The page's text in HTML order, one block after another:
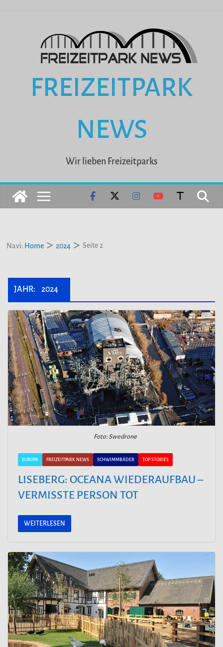
FREIZEITPARK
NEWS
Wir lieben Freizeitparks
Navi: Home 2024 Seite 2
JAHR: 2024
Foto: Swedrone
EUROPA FREIZEITPARK NEWS SCHWIMMBÄDER TOP STORIES
LISEBERG: OCEANA WIEDERAUFBAU –
VERMISSTE PERSON TOT
WEITERLESEN